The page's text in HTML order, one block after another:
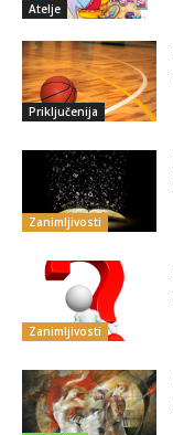
Atelje
Priključenija
Zanimljivosti
Zanimljivosti